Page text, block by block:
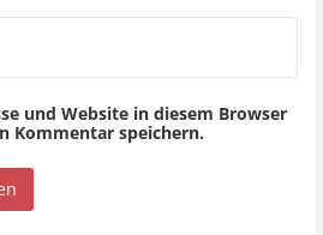
und Website in diesem Browser
Kommentar speichern.